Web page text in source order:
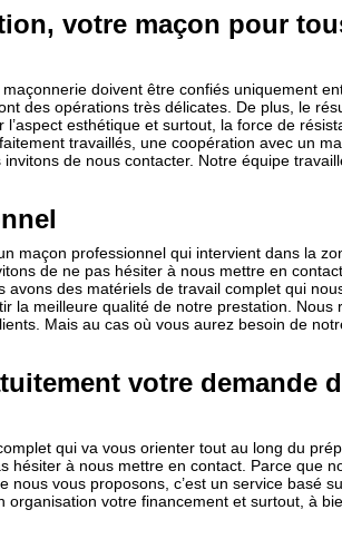
votre maçon pour
doivent être confiés uniquement
des opérations très délicates. De plus, le
esthétique et surtout, la force de
travaillés, une coopération avec un
de nous contacter. Notre équipe
maçon professionnel qui intervient dans la
de ne pas hésiter à nous mettre en
avons des matériels de travail complet qui
la meilleure qualité de notre prestation. Nous
Mais au cas où vous aurez besoin de
votre demande
qui va vous orienter tout au long du
hésiter à nous mettre en contact. Parce que
nous vous proposons, c’est un service basé
organisation votre financement et surtout, à